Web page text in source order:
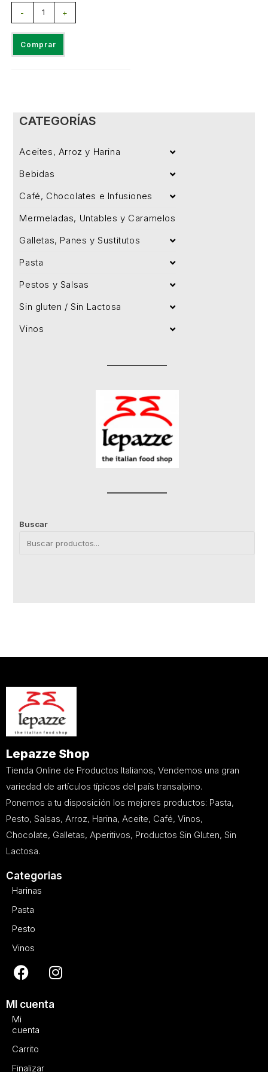
- +
Comprar
CATEGORÍAS
Aceites, Arroz y Harina
Bebidas
Café, Chocolates e Infusiones
Mermeladas, Untables y Caramelos
Galletas, Panes y Sustitutos
Pasta
Pestos y Salsas
Sin gluten / Sin Lactosa
Vinos
Buscar
Lepazze Shop
Tienda Online de Productos Italianos, Vendemos una gran
variedad de artículos típicos del país transalpino.
Ponemos a tu disposición los mejores productos: Pasta,
Pesto, Salsas, Arroz, Harina, Aceite, Café, Vinos,
Chocolate, Galletas, Aperitivos, Productos Sin Gluten, Sin
Lactosa.
Categorias
Harinas
Pasta
Pesto
Vinos
MI cuenta
Mi
cuenta
Carrito
Finalizar